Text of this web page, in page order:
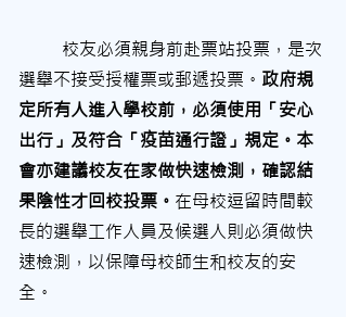
選舉不接受授權票或郵遞投票。 政府規
定所有人進入學校前，必須使用「安心
出行」及符合「疫苗通行證」規定。本
會亦建議校友在家做快速檢測，確認結
果陰性才回校投票。 在母校逗留時間較
長的選舉工作人員及候選人則必須做快
速檢測，以保障母校師生和校友的安
全。